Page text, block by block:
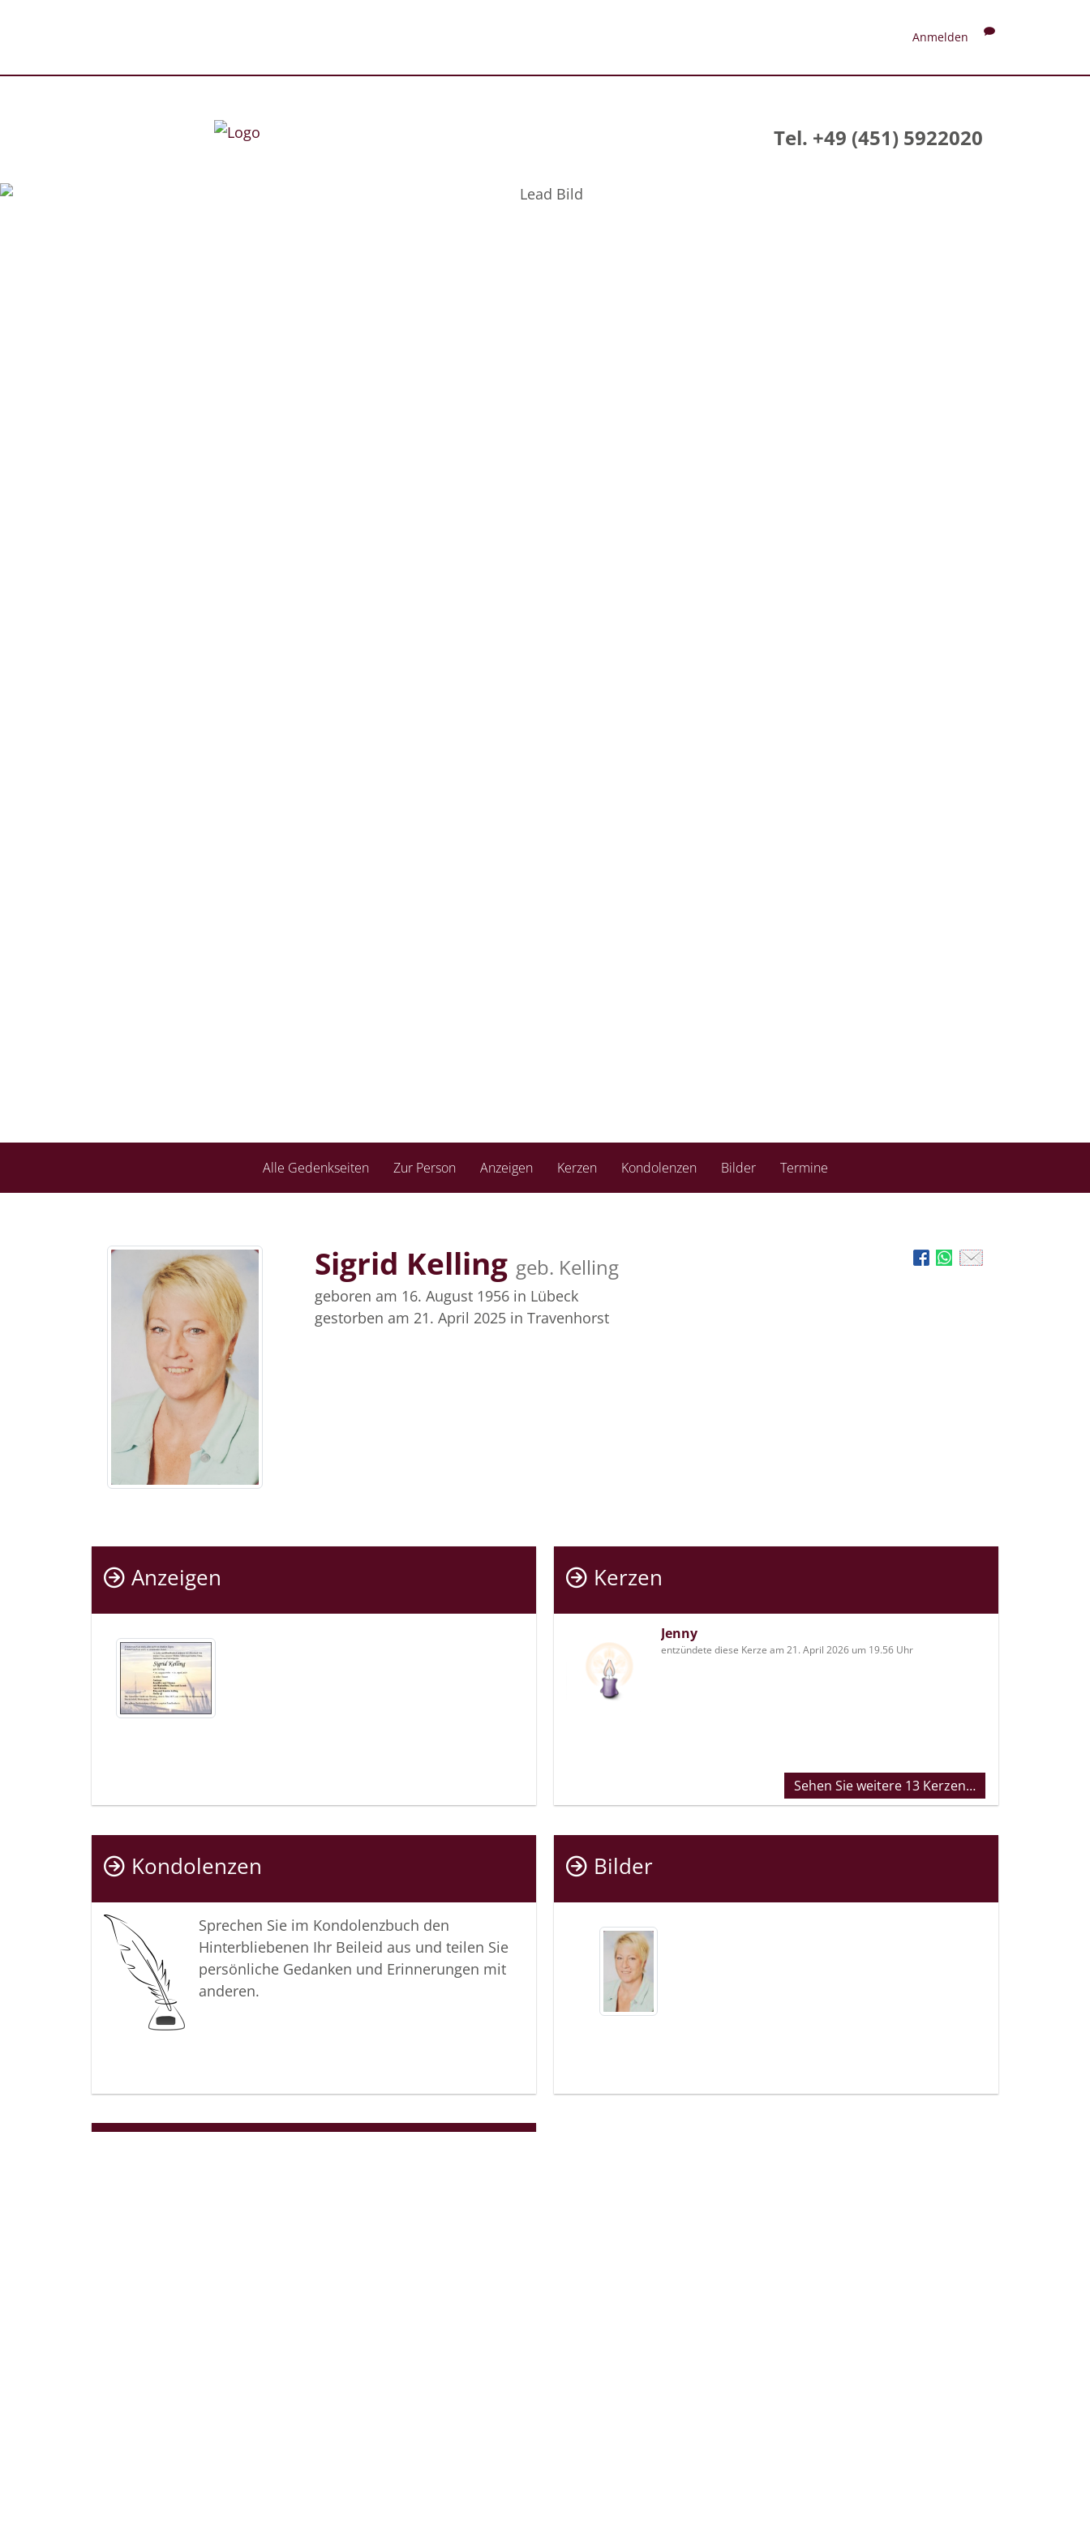
Anmelden
Tel. +49 (451) 5922020
Alle Gedenkseiten Zur Person Anzeigen Kerzen Kondolenzen Bilder Termine
Sigrid Kelling geb. Kelling
geboren am 16. August 1956 in Lübeck
gestorben am 21. April 2025 in Travenhorst
Anzeigen Kerzen
Jenny
entzündete diese Kerze am 21. April 2026 um 19.56 Uhr
Sehen Sie weitere 13 Kerzen…
Kondolenzen
Sprechen Sie im Kondolenzbuch den
Hinterbliebenen Ihr Beileid aus und teilen Sie
persönliche Gedanken und Erinnerungen mit
anderen.
Bilder